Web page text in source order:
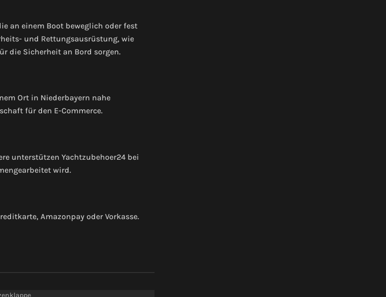
an einem Boot beweglich oder fest
und Rettungsausrüstung, wie
die Sicherheit an Bord sorgen.
Ort in Niederbayern nahe
für den E-Commerce.
unterstützen Yachtzubehoer24 bei
wird.
Amazonpay oder Vorkasse.